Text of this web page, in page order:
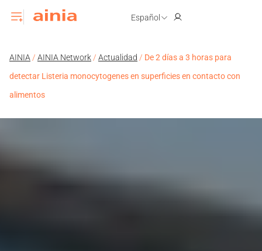
Español
AINIA / AINIA Network / Actualidad / De 2 días a 3 horas para
detectar Listeria monocytogenes en superficies en contacto con
alimentos